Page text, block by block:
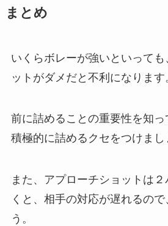
まとめ
いくらボレーが強いといっても
ットがダメだと不利になります
前に詰めることの重要性を知
積極的に詰めるクセをつけまし
また、アプローチショットは
くと、相手の対応が遅れるので
う。